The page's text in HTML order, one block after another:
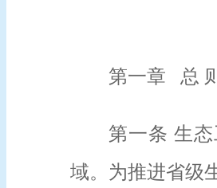
第一章 总
第一条 生
域。为推进省级